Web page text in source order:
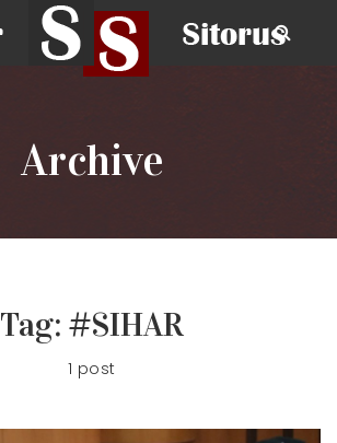
Archive
Tag: #SIHAR
1 post